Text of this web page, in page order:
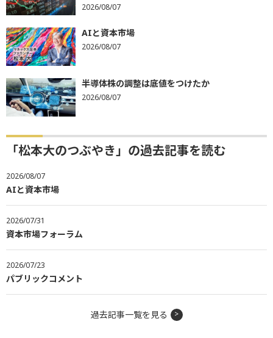
2026/08/07
AIと資本市場
2026/08/07
半導体株の調整は底値をつけたか
2026/08/07
「松本大のつぶやき」の過去記事を読む
2026/08/07
AIと資本市場
2026/07/31
資本市場フォーラム
2026/07/23
パブリックコメント
過去記事一覧を見る